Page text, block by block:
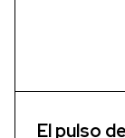
El pulso